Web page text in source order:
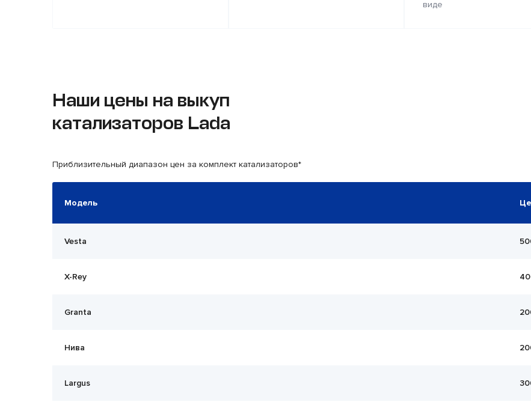
виде
Наши цены на выкуп
катализаторов Lada
Приблизительный диапазон цен за комплект катализаторов*
Модель
Vesta
X-Rey
Granta
Нива
Largus